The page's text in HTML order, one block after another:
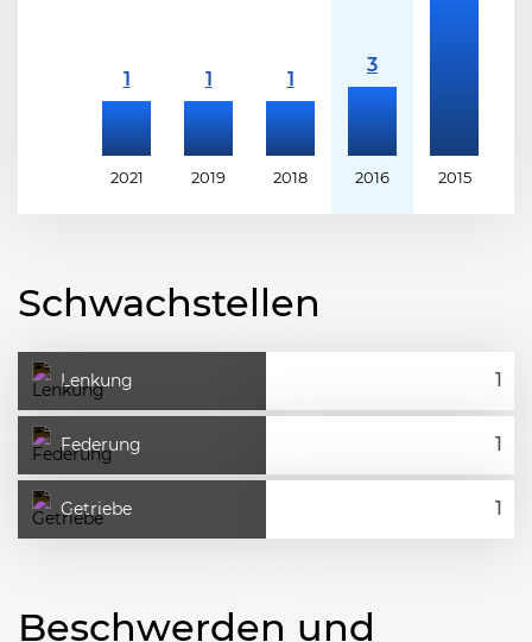
2021 2019 2018 2016 2015
Schwachstellen
Lenkung
Federung
Getriebe
Beschwerden und